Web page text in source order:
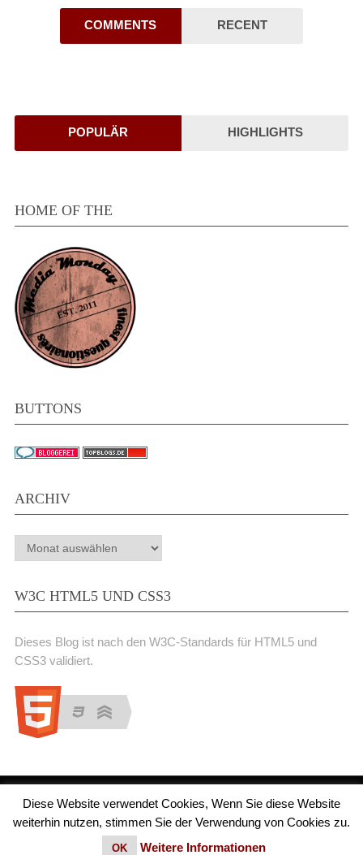
COMMENTS RECENT
POPULÄR HIGHLIGHTS
HOME OF THE
BUTTONS
ARCHIV
Archiv
W3C HTML5 UND CSS3
Dieses Blog ist nach den W3C-Standards für HTML5 und
CSS3 validiert.
MedienjournalCopyright © 2026.
© 2011 - 2018 Medienjournal. Alle Rechte vorbehalten. Theme von
MyThemeShop. Impressum Datenschutz
Diese Website verwendet Cookies, Wenn Sie diese Website
weiterhin nutzen, stimmen Sie der Verwendung von Cookies zu.
OK Weitere Informationen